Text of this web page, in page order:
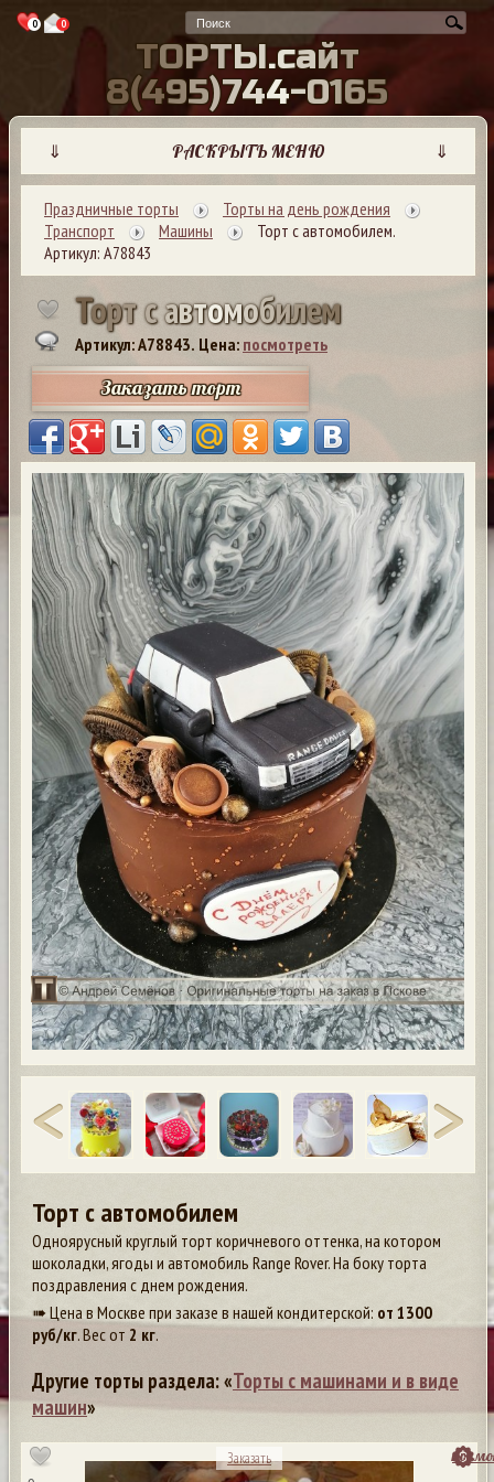
0 0
ТОРТЫ.сайт
8(495)744-0165
⇓ РАСКРЫТЬ МЕНЮ ⇓
Праздничные торты
Торты на день рождения
Транспорт
Машины
Торт с автомобилем.
Артикул: А78843
Тортсавтомобилем
Артикул: A78843. Цена: посмотреть
Заказать торт
Торт с автомобилем
Одноярусный круглый торт коричневого оттенка, на котором
шоколадки, ягоды и автомобиль Range Rover. На боку торта
поздравления с днем рождения.
➠ Цена в Москве при заказе в нашей кондитерской: от 1300
руб/кг. Вес от 2 кг.
Другие торты раздела: «Торты с машинами и в виде
машин»
Заказать